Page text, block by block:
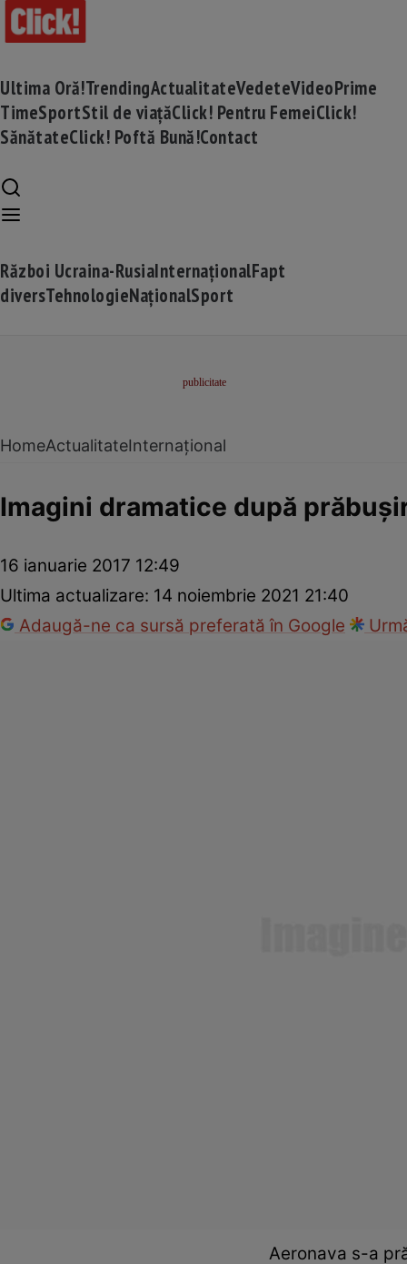
Ultima Oră!TrendingActualitateVedeteVideoPrime
TimeSportStil de viațăClick! Pentru FemeiClick!
SănătateClick! Poftă Bună!Contact
Război Ucraina-RusiaInternaționalFapt
diversTehnologieNaționalSport
HomeActualitateInternațional
Imagini dramatice după
16 ianuarie 2017 12:49
Ultima actualizare: 14 noiembrie 2021 21:40
Adaugă-ne ca sursă preferată în Google
Aeronava s-a